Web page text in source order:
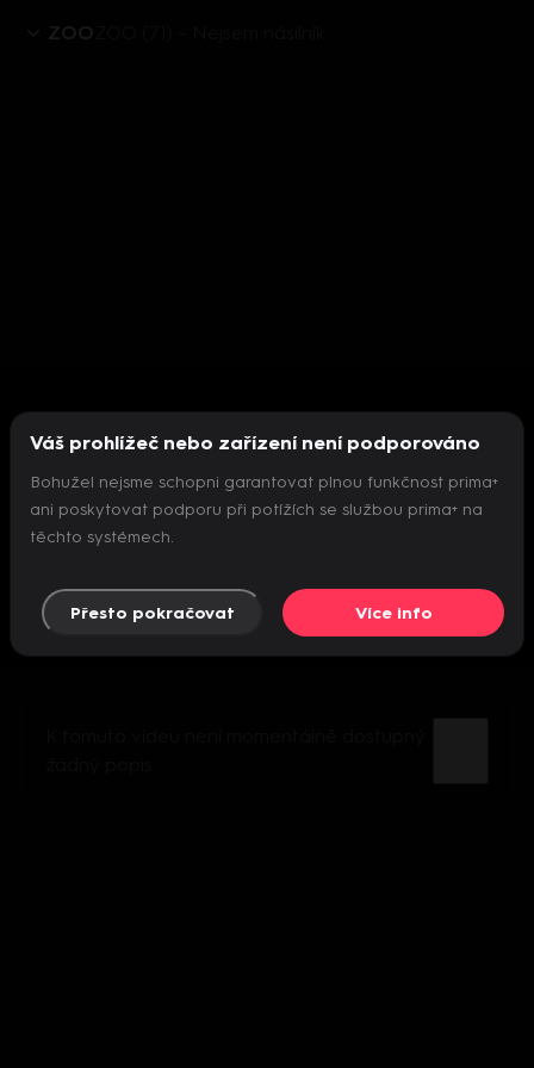
ZOO
Nepodařilo se inicializovat přehrávač
Váš prohlížeč nebo zařízení není podporováno
Bohužel nejsme schopni garantovat plnou funkčnost prima+
ani poskytovat podporu při potížích se službou prima+ na
těchto systémech.
Přesto pokračovat Více info